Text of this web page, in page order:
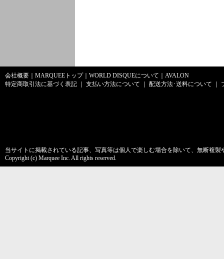
会社概要 MARQUEEトップ｜ WORLD DISQUEについて
AVALON
特定商取引法に基づく表記
支払い方法について 配送方法･送料について
当サイトに掲載されている記事、写真等は個人で楽しむ場合を除いて、無断複
Copyright (c) Marquee Inc. All rights reserved.